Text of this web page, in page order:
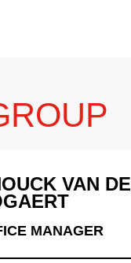
VAN
MANAGER